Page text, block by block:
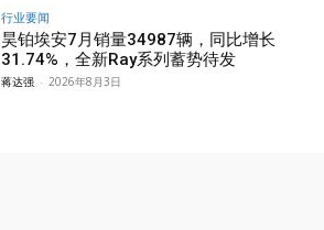
行业要闻
昊铂埃安7月销量34987辆，同比增长
31.74%，全新Ray系列蓄势待发
蒋达强 - 2026年8月3日